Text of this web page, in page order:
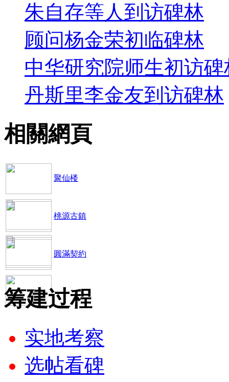
朱自存等人到访碑林
顾问杨金荣初临碑林
中华研究院师生初访碑
丹斯里李金友到访碑林
相關網頁
聚仙楼
桃源古鎮
圓滿契約
筹建过程
实地考察
选帖看碑